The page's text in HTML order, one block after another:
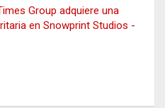
Group adquiere una
en Snowprint Studios -